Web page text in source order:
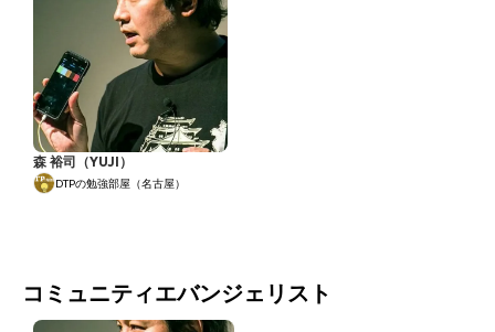
森 裕司（YUJI）
DTPの勉強部屋（名古屋）
コミュニティエバンジェリスト